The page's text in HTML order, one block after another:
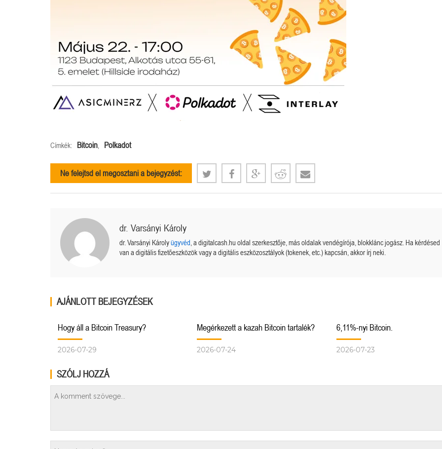
Címkék: Bitcoin Polkadot
Ne felejtsd el megosztani a bejegyzést:
dr. Varsányi Károly
dr. Varsányi Károlyügyvéd , a digitalcash.hu oldal szerkesztője, más oldalak vendégírója, blokklánc jogász. Ha kérdésed
van a digitális fizetőeszközök vagy a digitális eszközosztályok (tokenek, etc.) kapcsán, akkor írj neki.
AJÁNLOTT BEJEGYZÉSEK
Hogy áll a Bitcoin Treasury?
2026-07-29
Megérkezett a kazah Bitcoin tartalék?
2026-07-24
6,11%-nyi Bitcoin.
2026-07-23
SZÓLJ HOZZÁ